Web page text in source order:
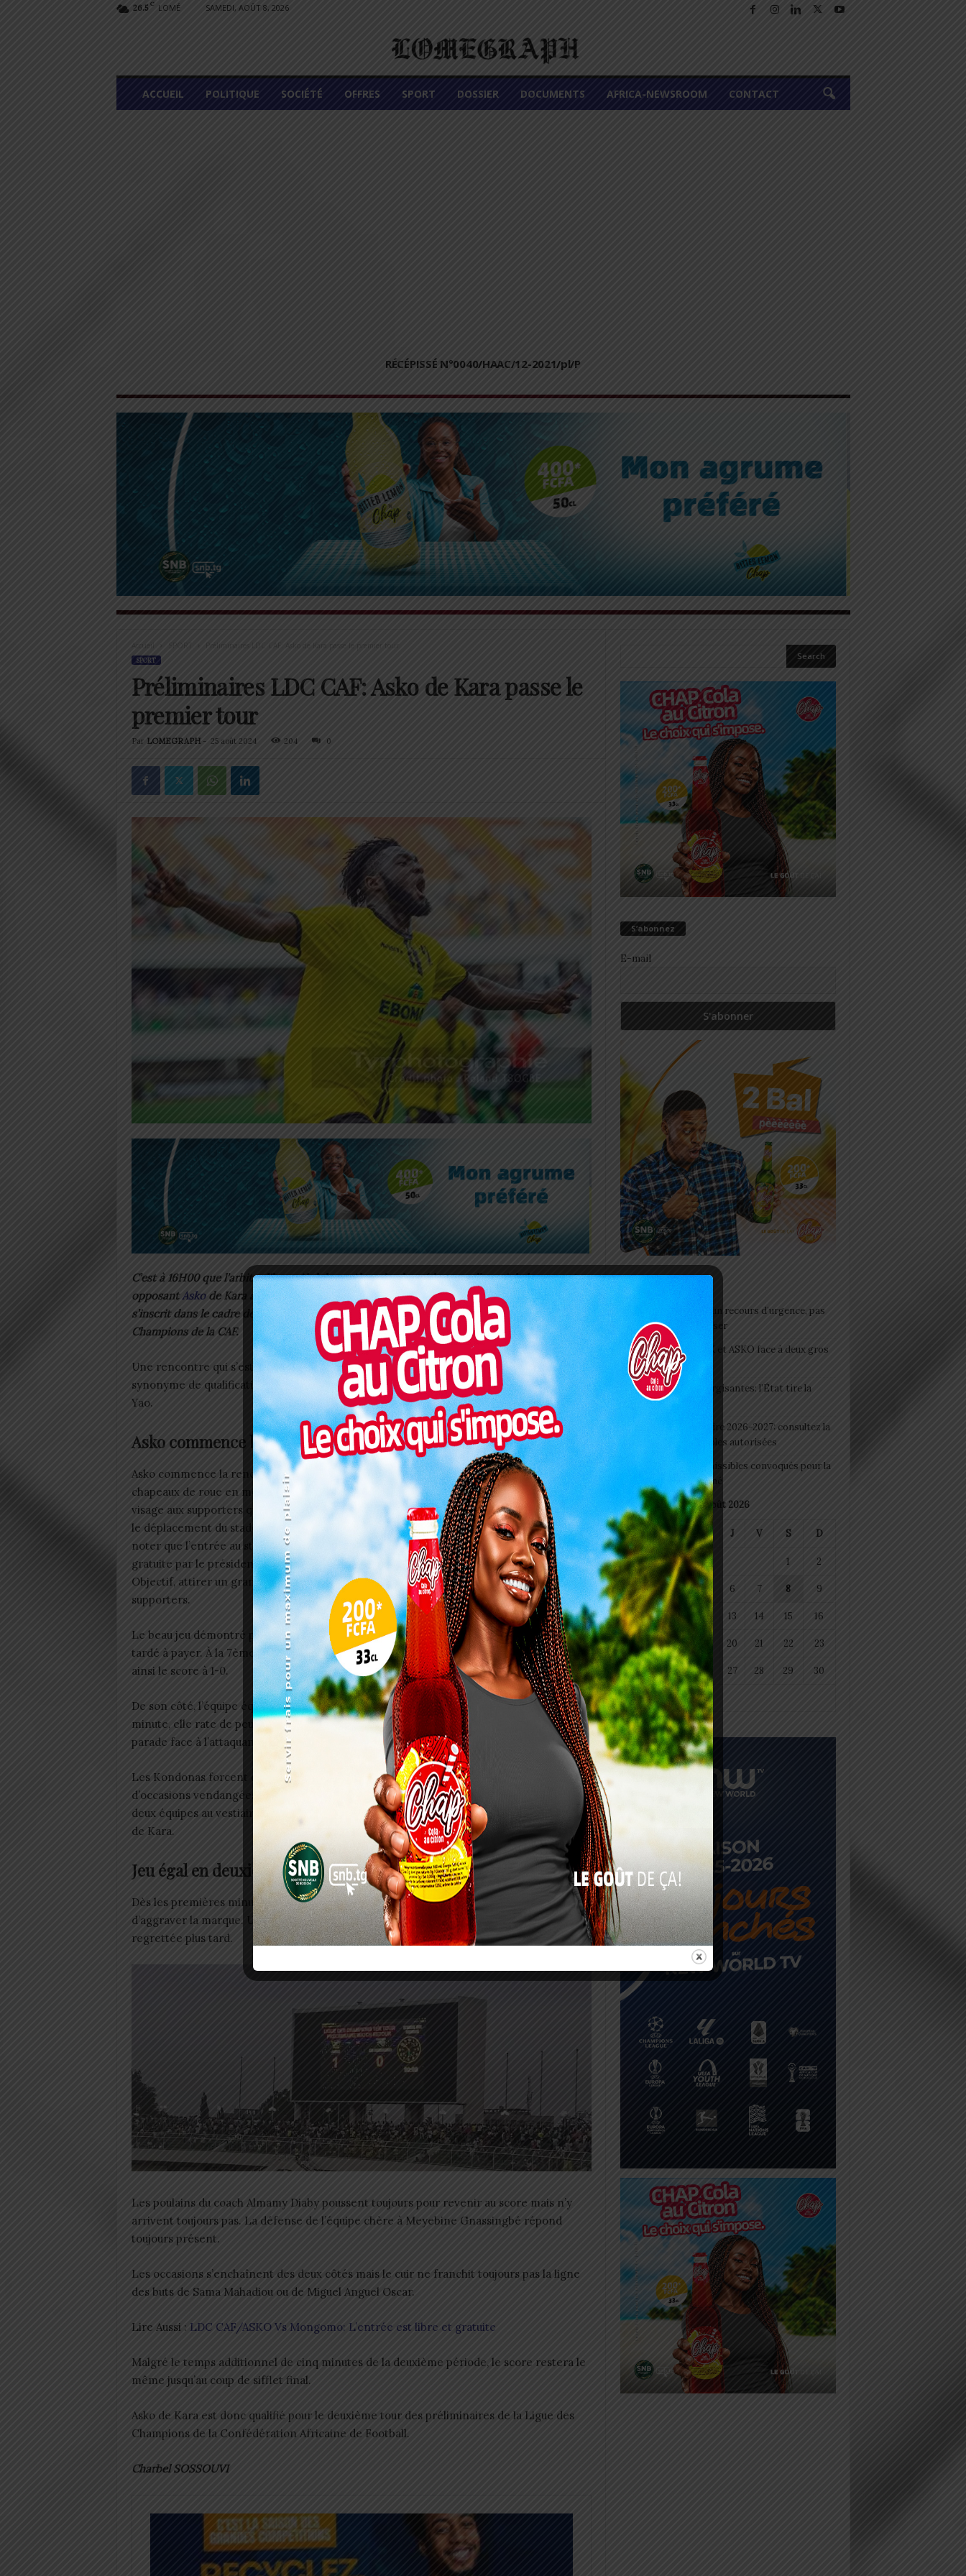
26.5 C LOMÉ SAMEDI, AOÛT 8, 2026
L
M
ACCUEIL POLITIQUE SOCIÉTÉ OFFRES SPORT DOSSIER DOCUMENTS AFRICA-NEWSROOM CONTACT
RÉCÉPISSÉ N°0040/HAAC/12-2021/pl/P
Accueil SPORT Préliminaires LDC CAF: Asko de Kara passe le premier tour
SPORT
Préliminaires LDC CAF: Asko de Kara passe le
premier tour
Par LOMEGRAPH- 25 août 2024 204 0
C’est à 16H00 que l’arbitre libyen Abdulrazg Ahmed a donné le coup d’envoi de la rencontre
opposantAskode Kara au Deportivo Mongomo de la Guinée Équatoriale. Un match qui
s’inscrit dans le cadre de la manche retour du premier tour des préliminaires de la Ligue des
Champions de la CAF.
Une rencontre qui s’est soldée sur le score d’un but à zéro en faveur de l’Asko. Cela est
synonyme de qualification au deuxième tour pour les poulains de Lambert Cesar Amani
Yao.
Asko commence bien
Asko commence la rencontre sur des
chapeaux de roue en montrant un beau
visage aux supporters qui ont fait nombreux
le déplacement du stade de Kegué. Il faut
noter que l’entrée au stade a été rendue
gratuite par le président de l’Asko de Kara.
Objectif, attirer un grand nombre de
supporters.
Le beau jeu démontré par Asko n’a pas
tardé à payer. À la 7ème minute, Adam Musah ouvre le score pour les Kondonas portant
ainsi le score à 1-0.
De son côté, l’équipe équato-guinéenne cherche toujours à revenir au score. À la 32ème
minute, elle rate de peu l’égalisation. Sur un face à face, Sama Mahadiou réussit une belle
parade face à l’attaquant du Deportivo Mongomo Hugues Nababa.
Les Kondonas forcent de leur côté afin de corser l’addition mais ils se livrent à un jeu
d’occasions vendangées. Le score restera ainsi jusqu’à ce que l’arbitre libyen renvoie les
deux équipes au vestiaires. Score à la fin des premières 45 minutes, 1-0 en faveur d’Asko
de Kara.
Jeu égal en deuxième partie
Dès les premières minutes de la seconde période, Asko rate une occasion en or
d’aggraver la marque. Une opportunité manquée pour les Kondonas qui pourrait être
regrettée plus tard.
Les poulains du coach Almamy Diaby poussent toujours pour revenir au score mais n’y
arrivent toujours pas. La défense de l’équipe chère à Meyebine Gnassingbé répond
toujours présent.
Les occasions s’enchaînent des deux côtés mais le cuir ne franchit toujours pas la ligne
des buts de Sama Mahadiou ou de Miguel Anguel Oscar.
Lire Aussi : LDC CAF/ASKO Vs Mongomo: L’entrée est libre et gratuite
Malgré le temps additionnel de cinq minutes de la deuxième période, le score restera le
même jusqu’au coup de sifflet final.
Asko de Kara est donc qualifié pour le deuxième tour des préliminaires de la Ligue des
Champions de la Confédération Africaine de Football.
Charbel SOSSOUVI
S’abonnez
E-mail
Articles récents
Pilule du lendemain : un recours d’urgence, pas
une habitude à banaliser
Interclubs CAF: ASCK et ASKO face à deux gros
morceaux
Togo/ Boissons énergisantes: l’État tire la
sonnette d’alarme
Togo/ Rentrée scolaire 2026-2027: consultez la
liste officielle des écoles autorisées
ESSAL 2026 : les admissibles convoqués pour la
visite médicale à Lomé
août 2026
L M M J V S D
1 2
3 4 5 6 7 8 9
10 11 12 13 14 15 16
17 18 20 21 22 23
24 25 26 27 28 29 30
31
« Juil